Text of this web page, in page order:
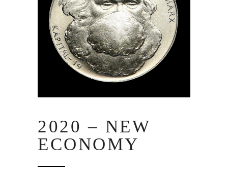
2020 – NEW
ECONOMY